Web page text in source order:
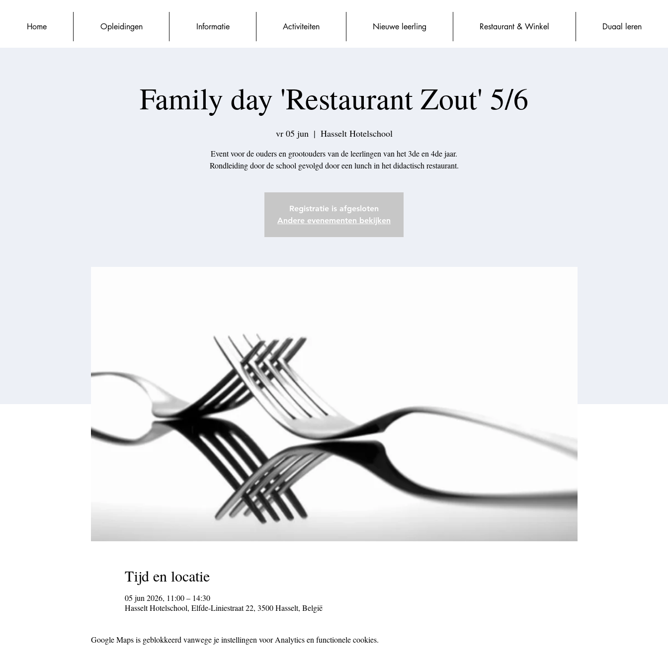
Home Opleidingen Informatie Activiteiten Nieuwe leerling Restaurant & Winkel Duaal leren
Family day 'Restaurant Zout' 5/6
vr 05 jun
  |
Hasselt Hotelschool
Event voor de ouders en grootouders van de leerlingen van het 3de en 4de jaar.
Rondleiding door de school gevolgd door een lunch in het didactisch restaurant.
Registratie is afgesloten
Andere evenementen bekijken
Tijd en locatie
05 jun 2026, 11:00 – 14:30
Hasselt Hotelschool, Elfde-Liniestraat 22, 3500 Hasselt, België
Google Maps is geblokkeerd vanwege je instellingen voor Analytics en functionele cookies.